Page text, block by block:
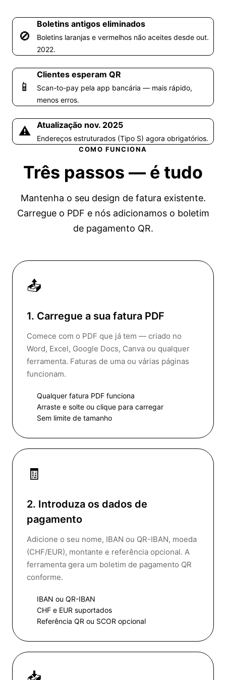
🚫
Boletins antigos eliminados
Boletins laranjas e vermelhos não aceites desde out.
2022.
📱
Clientes esperam QR
Scan-to-pay pela app bancária — mais rápido,
menos erros.
⚠️ Atualização nov. 2025
Endereços estruturados (Tipo S) agora obrigatórios.
COMO FUNCIONA
Três passos — é tudo
Mantenha o seu design de fatura existente.
Carregue o PDF e nós adicionamos o boletim
de pagamento QR.
📤
1. Carregue a sua fatura PDF
Comece com o PDF que já tem — criado no
Word, Excel, Google Docs, Canva ou qualquer
ferramenta. Faturas de uma ou várias páginas
funcionam.
Qualquer fatura PDF funciona
Arraste e solte ou clique para carregar
Sem limite de tamanho
🧾
2. Introduza os dados de
pagamento
Adicione o seu nome, IBAN ou QR-IBAN, moeda
(CHF/EUR), montante e referência opcional. A
ferramenta gera um boletim de pagamento QR
conforme.
IBAN ou QR-IBAN
CHF e EUR suportados
Referência QR ou SCOR opcional